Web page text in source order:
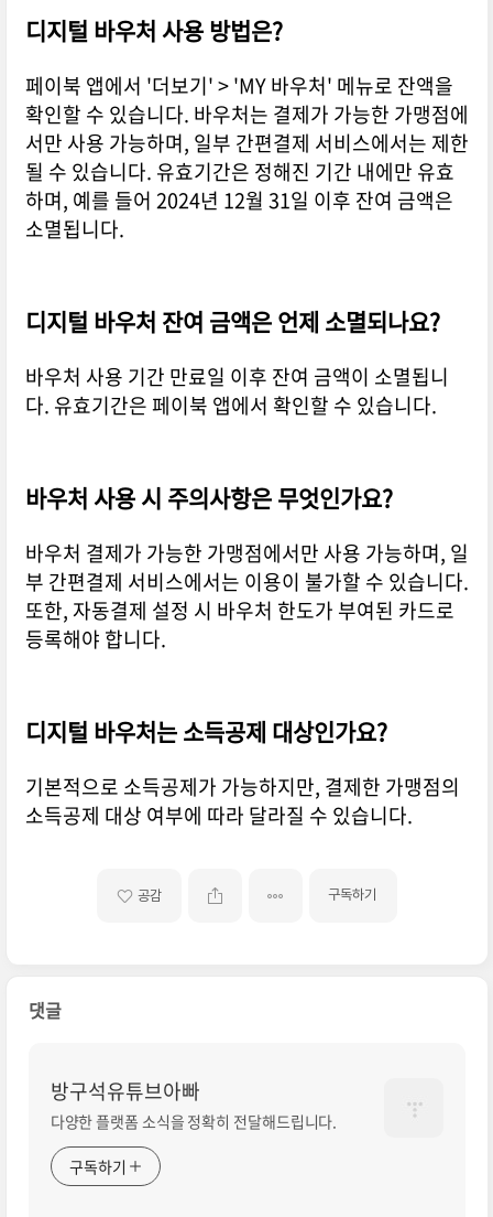
디지털 바우처 사용 방법은?
페이북 앱에서 '더보기' > 'MY 바우처' 메뉴로 잔액을
확인할 수 있습니다. 바우처는 결제가 가능한 가맹점에
서만 사용 가능하며, 일부 간편결제 서비스에서는 제한
될 수 있습니다. 유효기간은 정해진 기간 내에만 유효
하며, 예를 들어 2024년 12월 31일 이후 잔여 금액은
소멸됩니다.
디지털 바우처 잔여 금액은 언제 소멸되나요?
바우처 사용 기간 만료일 이후 잔여 금액이 소멸됩니
다. 유효기간은 페이북 앱에서 확인할 수 있습니다.
바우처 사용 시 주의사항은 무엇인가요?
바우처 결제가 가능한 가맹점에서만 사용 가능하며, 일
부 간편결제 서비스에서는 이용이 불가할 수 있습니다.
또한, 자동결제 설정 시 바우처 한도가 부여된 카드로
등록해야 합니다.
디지털 바우처는 소득공제 대상인가요?
기본적으로 소득공제가 가능하지만, 결제한 가맹점의
소득공제 대상 여부에 따라 달라질 수 있습니다.
공감 구독하기
댓글
방구석유튜브아빠
다양한 플랫폼 소식을 정확히 전달해드립니다.
구독하기